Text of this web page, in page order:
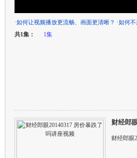
·如何让视频播放更流畅、画面更清晰？ ·如何不
共1集：
1集
财经郎
财经郎眼